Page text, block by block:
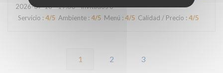
2026-07-13- 19:30 - Invitados 6
Servicio : 4/5 Ambiente : 4/5 Menú : 4/5 Calidad / Precio : 4/5
1 2 3